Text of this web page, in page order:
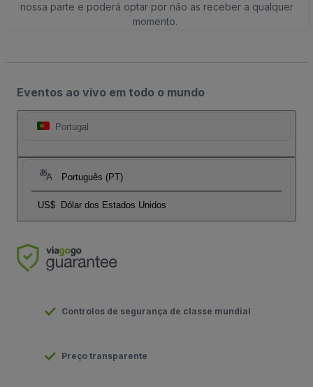
nossa parte e poderá optar por não as receber a qualquer
momento.
Eventos ao vivo em todo o mundo
Portugal
Português (PT)
US$ Dólar dos Estados Unidos
Controlos de segurança de classe mundial
Preço transparente